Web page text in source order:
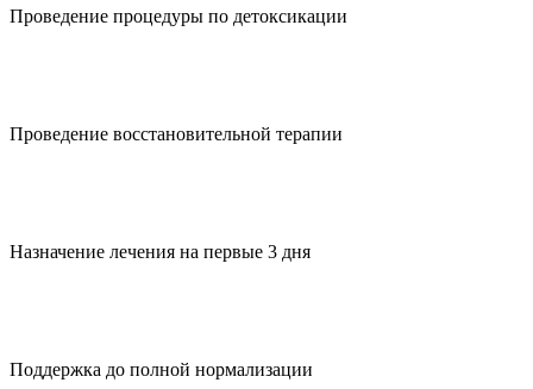
Проведение процедуры по детоксикации
Проведение восстановительной терапии
Назначение лечения на первые 3 дня
Поддержка до полной нормализации